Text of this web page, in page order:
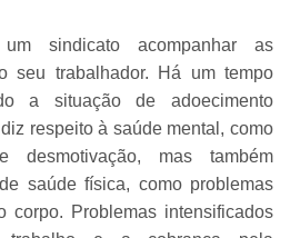
sindicato acompanhar as
seu trabalhador. Há um tempo
a situação de adoecimento
respeito à saúde mental, como
desmotivação, mas também
saúde física, como problemas
corpo. Problemas intensificados